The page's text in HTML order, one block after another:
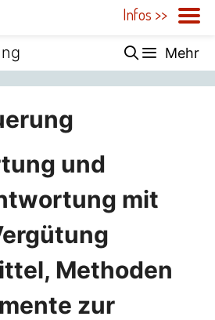
Mehr
und
mit
Methoden
zur
Infos >>